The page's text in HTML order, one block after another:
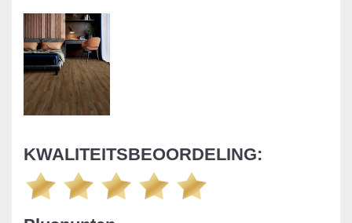
KWALITEITSBEOORDELING: